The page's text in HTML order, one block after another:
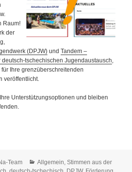
Raum!
der
(DPJW) undTandem –
tschechischen Jugendaustausch,
Ihre grenzüberschreitenden
veröffentlicht.
Unterstützungsoptionen und bleiben
Kinder- und
Team Kategorien
Allgemein,Stimmen aus der